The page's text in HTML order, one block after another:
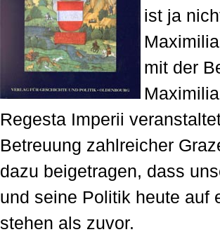
ist ja
mit der
Regesta Imperii
Betreuung zahlreicher
dazu beigetragen, dass
und seine Politik heute auf
stehen als zuvor.